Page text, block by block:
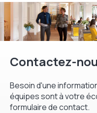
Contactez-
Besoin d'une
équipes sont à votre
formulaire de contact.